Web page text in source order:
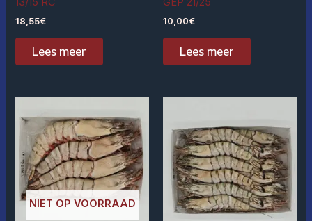
18,55€
Lees meer
10,00€
Lees meer
NIET OP VOORRAAD